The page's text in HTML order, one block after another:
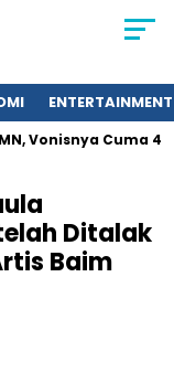
ENTERTAINMENT
Cuma 4,5
Ditalak
Baim